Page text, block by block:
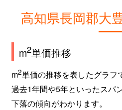
高知県長岡郡大
m2単価推移
m2単価の推移を表したグラフ
過去1年間や5年といったスパ
下落の傾向がわかります。